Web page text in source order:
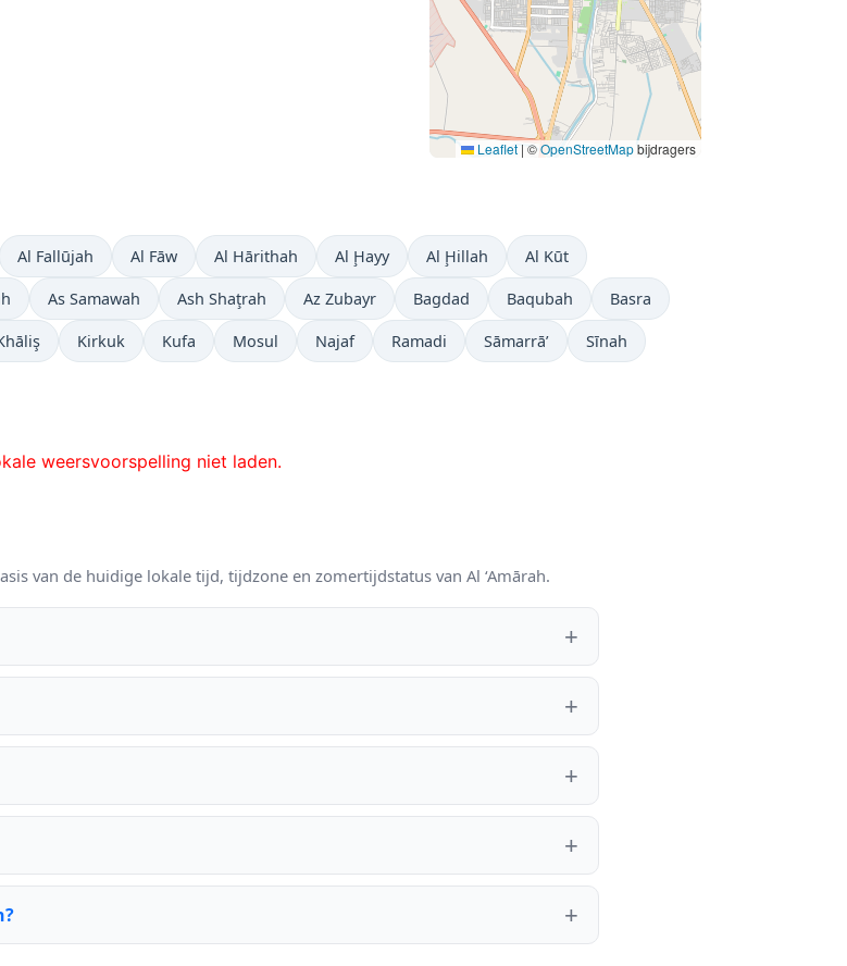
Leaflet |©OpenStreetMapbijdragers
Al Fallūjah Al Fāw Al Hārithah Al Ḩayy Al Ḩillah Al Kūt
As Samawah Ash Shaţrah Az Zubayr Bagdad Baqubah Basra
Kirkuk Kufa Mosul Najaf Ramadi Sāmarrā’ Sīnah
weersvoorspelling niet laden.
van de huidige lokale tijd, tijdzone en zomertijdstatus van Al ‘Amārah.